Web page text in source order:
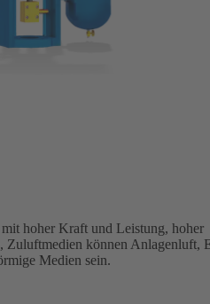
hoher Kraft und Leistung, hoher
Zuluftmedien können Anlagenluft,
Medien sein.